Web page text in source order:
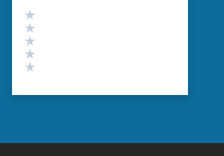
Valutazione